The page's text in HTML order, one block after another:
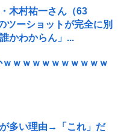
木村祐一さん（63
ツーショットが完全に別
かわからん」...
ｗｗｗｗｗｗｗｗｗｗ
が多い理由→「これ」だ